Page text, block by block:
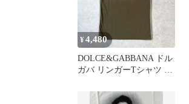
¥4,480
DOLCE&GABBANA ドル
ガバ リンガーTシャツ c-